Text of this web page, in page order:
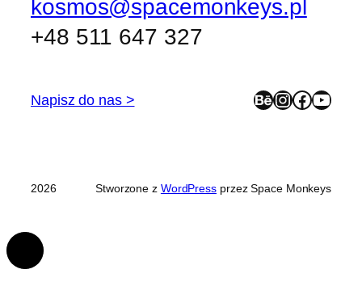
kosmos@spacemonkeys.pl
+48 511 647 327
Napisz do nas > Behance InstagramFacebook YouTube
2026 Stworzone z WordPress przez Space Monkeys